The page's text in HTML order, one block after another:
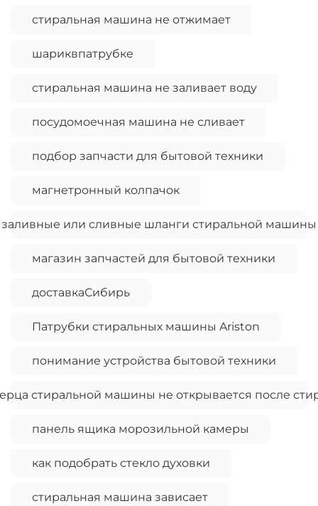
стиральная машина не отжимает
шариквпатрубке
стиральная машина не заливает воду
посудомоечная машина не сливает
подбор запчасти для бытовой техники
магнетронный колпачок
заливные или сливные шланги стиральной машины
магазин запчастей для бытовой техники
доставкаСибирь
Патрубки стиральных машины Ariston
понимание устройства бытовой техники
стиральной машины не открывается после
панель ящика морозильной камеры
как подобрать стекло духовки
стиральная машина зависает